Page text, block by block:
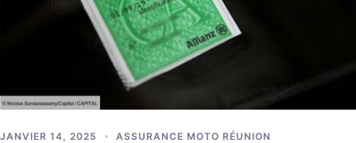
JANVIER 14, 2025 ASSURANCE MOTO RÉUNION